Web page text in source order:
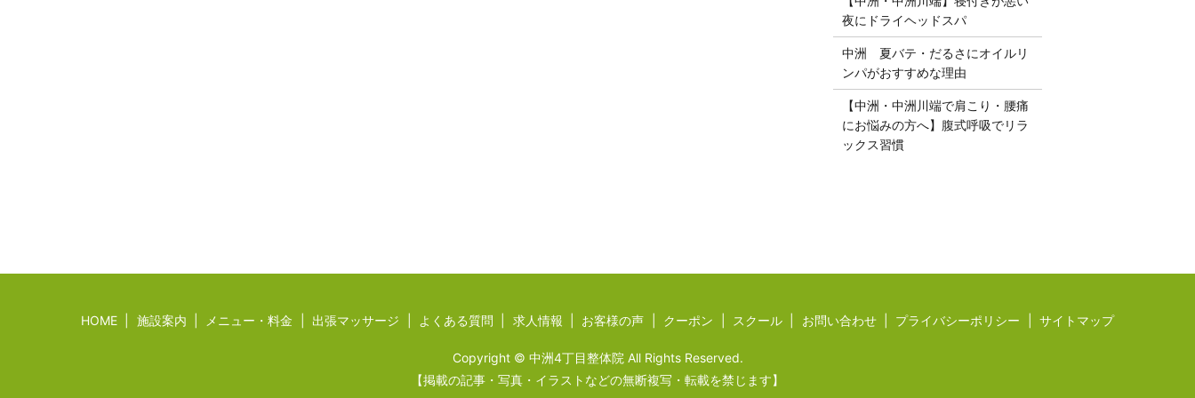
夜にドライヘッドスパ
中洲 夏バテ・だるさにオイルリ
ンパがおすすめな理由
【中洲・中洲川端で肩こり・腰痛
にお悩みの方へ】腹式呼吸でリラ
ックス習慣
HOME 施設案内 メニュー・料金 出張マッサージ よくある質問 求人情報 お客様の声 クーポン スクール お問い合わせ プライバシーポリシー サイトマップ
Copyright © 中洲4丁目整体院 All Rights Reserved.
【掲載の記事・写真・イラストなどの無断複写・転載を禁じます】